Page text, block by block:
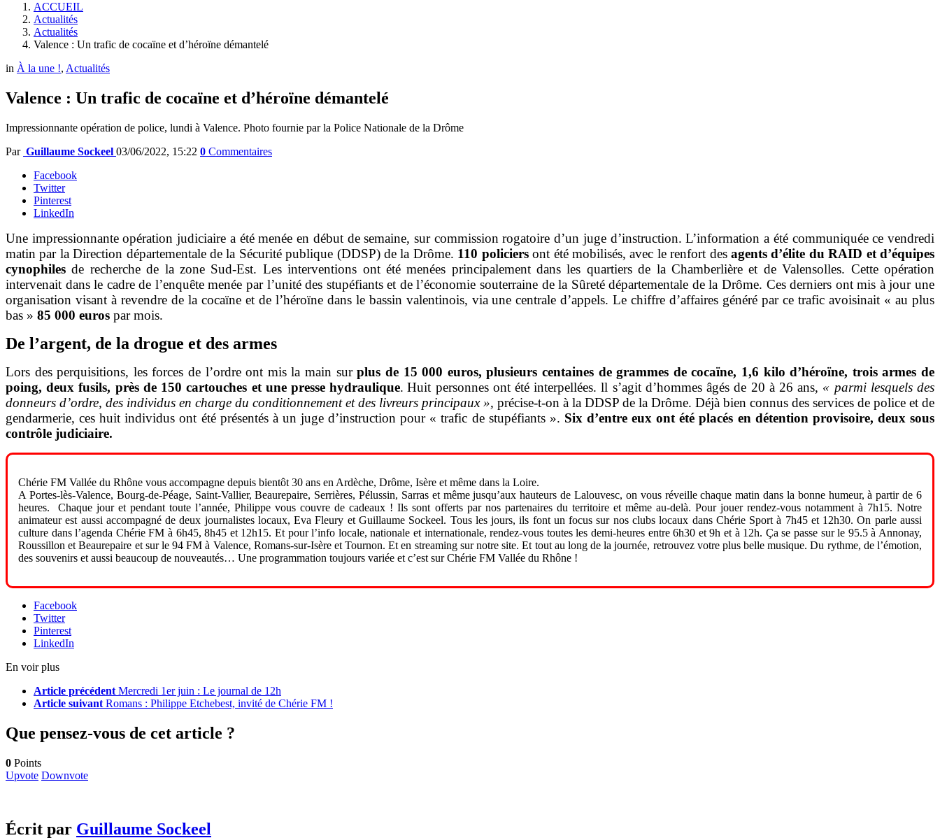
ACCUEIL
Actualités
Actualités
Valence : Un trafic de cocaïne et d’héroïne démantelé
in À la une !, Actualités
Valence : Un trafic de cocaïne et d’héroïne démantelé
Impressionnante opération de police, lundi à Valence. Photo fournie par la Police Nationale de la Drôme
Par Guillaume Sockeel 03/06/2022, 15:22 0 Commentaires
Facebook
Twitter
Pinterest
LinkedIn
Une impressionnante opération judiciaire a été menée en début de semaine, sur commission rogatoire d’un juge d’instruction. L’information a été communiquée ce vendredi
matin par laDirection départementale de la Sécurité publique (DDSP) de la Drôme. 110 policiersont été mobilisés, avec le renfort des agents d’élite du RAID et d’équipes
cynophiles de recherche de la zone Sud-Est. Les interventions ont été menées principalement dans les quartiers de la Chamberlière et de Valensolles. Cette opération
intervenait dans le cadre de l’enquête menée par l’unité des stupéfiants et de l’économie souterraine de la Sûreté départementale de la Drôme. Ces derniers ont mis à jour une
organisation visant à revendre de la cocaïne et de l’héroïne dans le bassin valentinois, via une centrale d’appels. Le chiffre d’affaires généré par ce trafic avoisinait « au plus
bas » 85 000 euros par mois.
De l’argent, de la drogue et des armes
Lors des perquisitions, les forces de l’ordre ont mis la main surplus de 15 000 euros, plusieurs centaines de grammes de cocaïne, 1,6 kilo d’héroïne, trois armes de
poing, deux fusils, près de 150 cartouches et une presse hydraulique. Huit personnes ont été interpellées. ll s’agit d’hommes âgés de 20 à 26 ans, « parmi lesquels des
donneurs d’ordre, des individus en charge du conditionnement et des livreurs principaux », précise-t-on à la DDSP de la Drôme. Déjà bien connus des services de police et de
gendarmerie, ces huit individus ont été présentés à un juge d’instruction pour « trafic de stupéfiants ». Six d’entre eux ont été placés en détention provisoire, deux sous
contrôle judiciaire.
Chérie FM Vallée du Rhône vous accompagne depuis bientôt 30 ans en Ardèche, Drôme, Isère et même dans la Loire.
A Portes-lès-Valence, Bourg-de-Péage, Saint-Vallier, Beaurepaire, Serrières, Pélussin, Sarras et même jusqu’aux hauteurs de Lalouvesc, on vous réveille chaque matin dans la bonne humeur, à partir de 6
heures. Chaque jour et pendant toute l’année, Philippe vous couvre de cadeaux ! Ils sont offerts par nos partenaires du territoire et même au-delà. Pour jouer rendez-vous notamment à 7h15. Notre
animateur est aussi accompagné de deux journalistes locaux, Eva Fleury et Guillaume Sockeel. Tous les jours, ils font un focus sur nos clubs locaux dans Chérie Sport à 7h45 et 12h30. On parle aussi
culture dans l’agenda Chérie FM à 6h45, 8h45 et 12h15. Et pour l’info locale, nationale et internationale, rendez-vous toutes les demi-heures entre 6h30 et 9h et à 12h. Ça se passe sur le 95.5 à Annonay,
Roussillon et Beaurepaire et sur le 94 FM à Valence, Romans-sur-Isère et Tournon. Et en streaming sur notre site. Et tout au long de la journée, retrouvez votre plus belle musique. Du rythme, de l’émotion,
des souvenirs et aussi beaucoup de nouveautés… Une programmation toujours variée et c’est sur Chérie FM Vallée du Rhône !
Facebook
Twitter
Pinterest
LinkedIn
En voir plus
Article précédent Mercredi 1er juin : Le journal de 12h
Article suivant Romans : Philippe Etchebest, invité de Chérie FM !
Que pensez-vous de cet article ?
0 Points
Upvote Downvote
Écrit par Guillaume Sockeel